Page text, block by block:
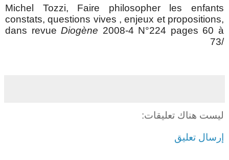
Michel Tozzi, Faire philosopher les enfants
constats, questions vives , enjeux et propositions,
dans revueDiogène 2008-4 N°224 pages 60 à
73/
ليست هناك تعليقات:
إرسال تعليق